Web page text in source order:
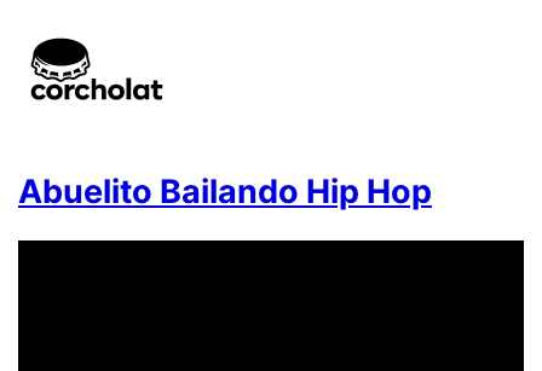
Abuelito Bailando Hip Hop